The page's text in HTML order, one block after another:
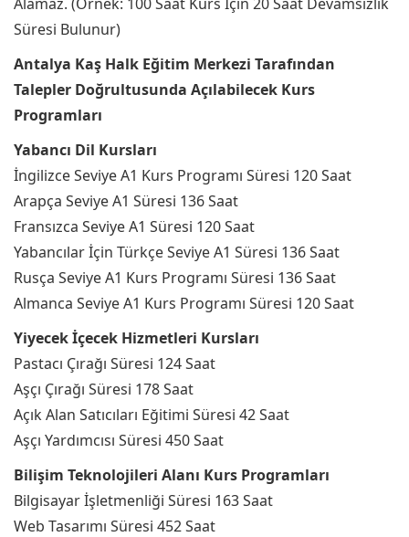
Süresi Bulunur)
Antalya Kaş Halk Eğitim Merkezi Tarafından
Talepler Doğrultusunda Açılabilecek Kurs
Programları
Yabancı Dil Kursları
İngilizce Seviye A1 Kurs Programı Süresi 120 Saat
Arapça Seviye A1 Süresi 136 Saat
Fransızca Seviye A1 Süresi 120 Saat
Yabancılar İçin Türkçe Seviye A1 Süresi 136 Saat
Rusça Seviye A1 Kurs Programı Süresi 136 Saat
Almanca Seviye A1 Kurs Programı Süresi 120 Saat
Yiyecek İçecek Hizmetleri Kursları
Pastacı Çırağı Süresi 124 Saat
Aşçı Çırağı Süresi 178 Saat
Açık Alan Satıcıları Eğitimi Süresi 42 Saat
Aşçı Yardımcısı Süresi 450 Saat
Bilişim Teknolojileri Alanı Kurs Programları
Bilgisayar İşletmenliği Süresi 163 Saat
Web Tasarımı Süresi 452 Saat